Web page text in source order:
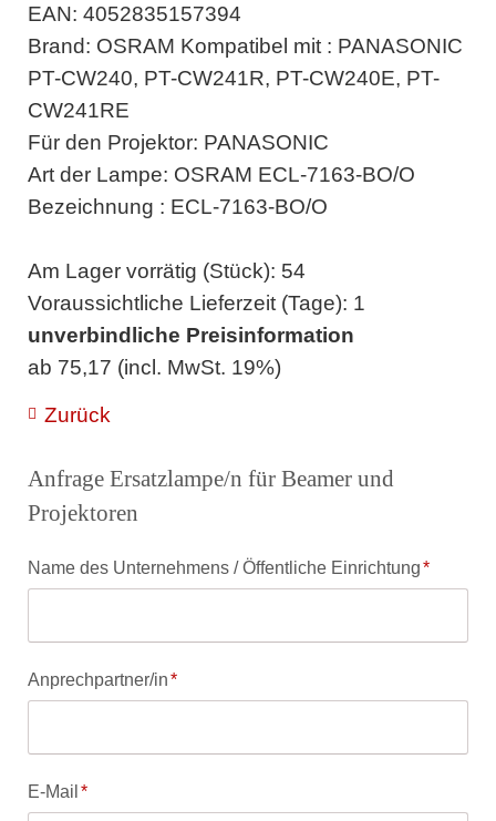
EAN: 4052835157394
Brand: OSRAM Kompatibel mit : PANASONIC
PT-CW240, PT-CW241R, PT-CW240E, PT-
CW241RE
Für den Projektor: PANASONIC
Art der Lampe: OSRAM ECL-7163-BO/O
Bezeichnung : ECL-7163-BO/O
Am Lager vorrätig (Stück): 54
Voraussichtliche Lieferzeit (Tage): 1
unverbindliche Preisinformation
ab 75,17 (incl. MwSt. 19%)
Zurück
Anfrage Ersatzlampe/n für Beamer und
Projektoren
Pflichtfeld
Name des Unternehmens / Öffentliche Einrichtung*
Pflichtfeld
Anprechpartner/in*
Pflichtfeld
E-Mail*